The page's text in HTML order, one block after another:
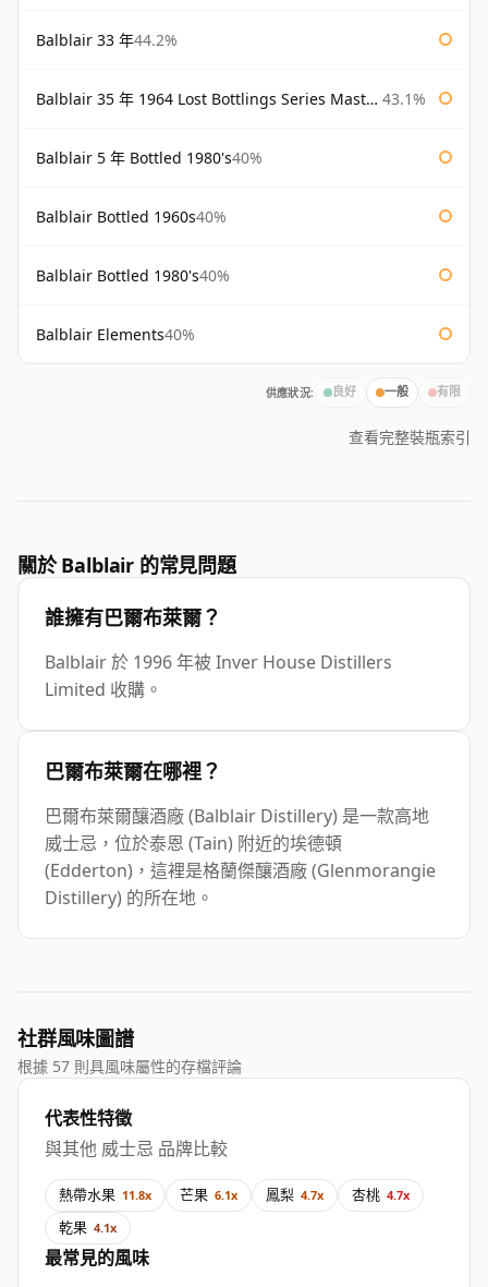
Balblair 33 年44.2%
Balblair 35 年 1964 Lost Bottlings Series Master of Malt 43.1%
Balblair 5 年 Bottled 1980's40%
Balblair Bottled 1960s40%
Balblair Bottled 1980's40%
Balblair Elements40%
供應狀況: 良好 一般 有限
查看完整裝瓶索引
關於 Balblair 的常見問題
誰擁有巴爾布萊爾？
Balblair 於 1996 年被 Inver House Distillers
Limited 收購。
巴爾布萊爾在哪裡？
巴爾布萊爾釀酒廠 (Balblair Distillery) 是一款高地
威士忌，位於泰恩 (Tain) 附近的埃德頓
(Edderton)，這裡是格蘭傑釀酒廠 (Glenmorangie
Distillery) 的所在地。
社群風味圖譜
根據 57 則具風味屬性的存檔評論
代表性特徵
與其他 威士忌 品牌比較
熱帶水果 11.8x 芒果 6.1x 鳳梨 4.7x 杏桃 4.7x
乾果 4.1x
最常見的風味